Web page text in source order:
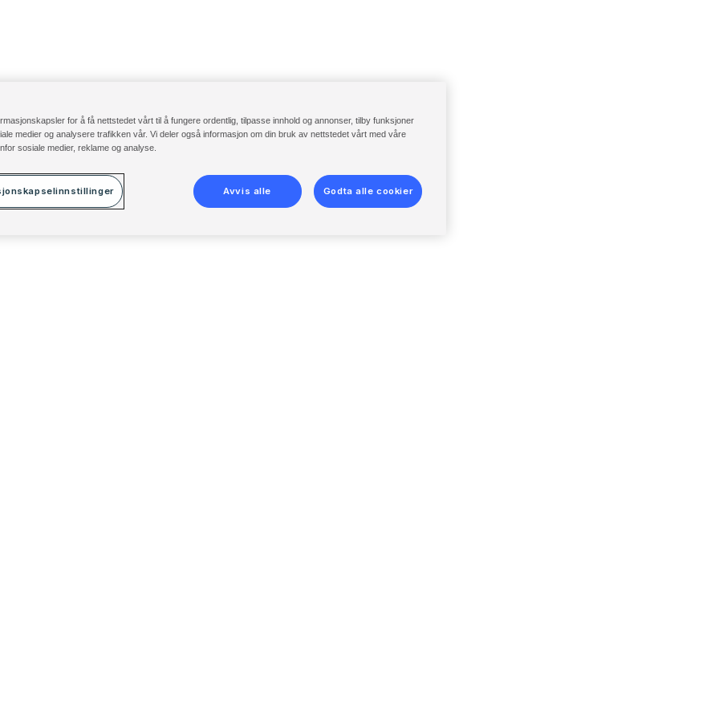
for å få nettstedet vårt til å fungere ordentlig, tilpasse innhold og annonser, tilby funksjoner
medier og analysere trafikken vår. Vi deler også informasjon om din bruk av nettstedet vårt med våre
sosiale medier, reklame og analyse.
Avvis alle Godta alle cookier